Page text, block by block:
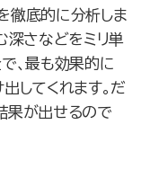
徹底的に分析しま
深さなどをミリ単
、最も効果的に
してくれます。だ
果が出せるので